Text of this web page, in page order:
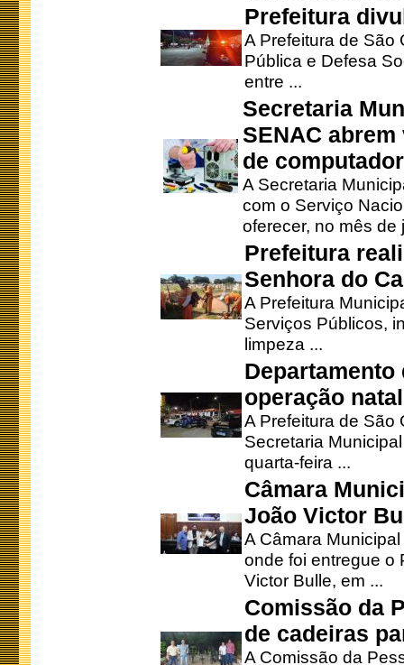
Prefeitura
A Prefeitura de São
Pública e Defesa
entre ...
Secretaria
SENAC
de
A Secretaria
com o Serviço
oferecer, no mês de
Prefeitura
Senhora do
A Prefeitura
Serviços Públicos,
limpeza ...
operação
A Prefeitura de São
Secretaria
quarta-feira ...
Câmara
João Victor
A Câmara
onde foi entregue o
Victor Bulle, em ...
Comissão da
de cadeiras
A Comissão da